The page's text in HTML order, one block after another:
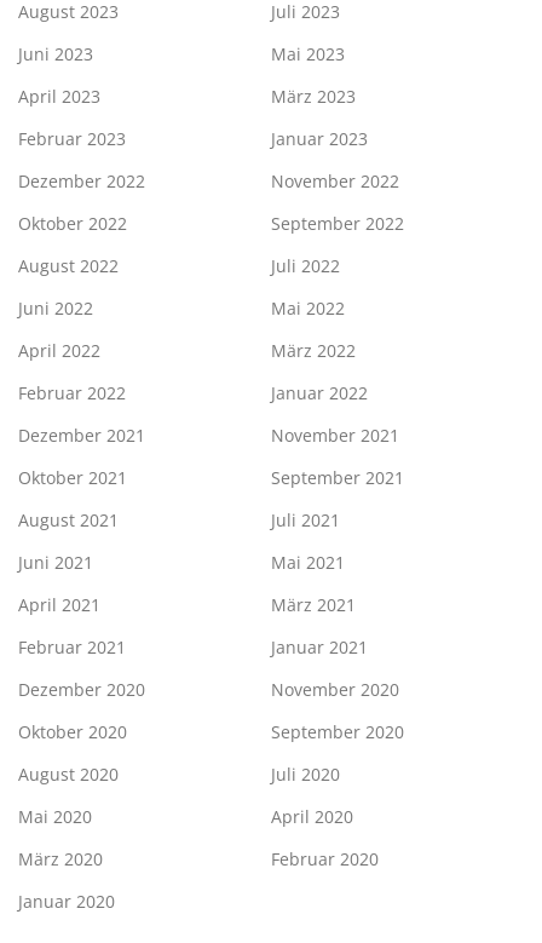
August 2023
Juli 2023
Juni 2023
Mai 2023
April 2023
März 2023
Februar 2023
Januar 2023
Dezember 2022
November 2022
Oktober 2022
September 2022
August 2022
Juli 2022
Juni 2022
Mai 2022
April 2022
März 2022
Februar 2022
Januar 2022
Dezember 2021
November 2021
Oktober 2021
September 2021
August 2021
Juli 2021
Juni 2021
Mai 2021
April 2021
März 2021
Februar 2021
Januar 2021
Dezember 2020
November 2020
Oktober 2020
September 2020
August 2020
Juli 2020
Mai 2020
April 2020
März 2020
Februar 2020
Januar 2020